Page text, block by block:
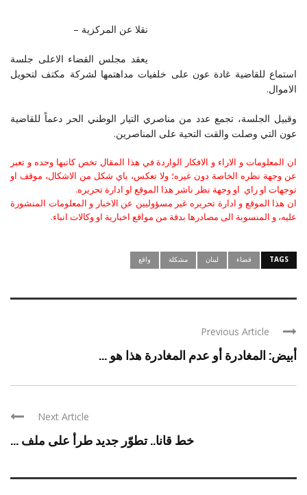
نقلا عن المركزية –
يعقد مجلس القضاء الاعلى جلسة
استماع للقاضية غادة عون على خلفيات مداهتمها لشركة مكتف لتحويل
الاموال.
وقبيل الجلسة، تجمع عدد من مناصري التيار الوطني الحر دعماً للقاضية
عون التي وصلت والقت التحية على المناصرين.
ان المعلومات و الاراء و الافكار الواردة في هذا المقال تخص كاتبها وحده و تعبر
عن وجهة نظره الخاصة دون غيره؛ ولا تعكس، باي شكل من الاشكال، موقف او
توجهات او راي او وجهة نظر ناشر هذا الموقع او ادارة تحريره.
ان هذا الموقع و ادارة تحريره غير مسؤوليين عن الاخبار و المعلومات المنشورة
عليه، و المنسوبة الى مصادرها بدقة من مواقع اخبارية او وكالات انباء.
TAGS قضاء لبنان مشكلة واقع
Previous Article
أبيض: المغادرة أو عدم المغادرة هذا هو ...
Next Article
خط قانا.. تطوّر جديد طرأ على ملف ...